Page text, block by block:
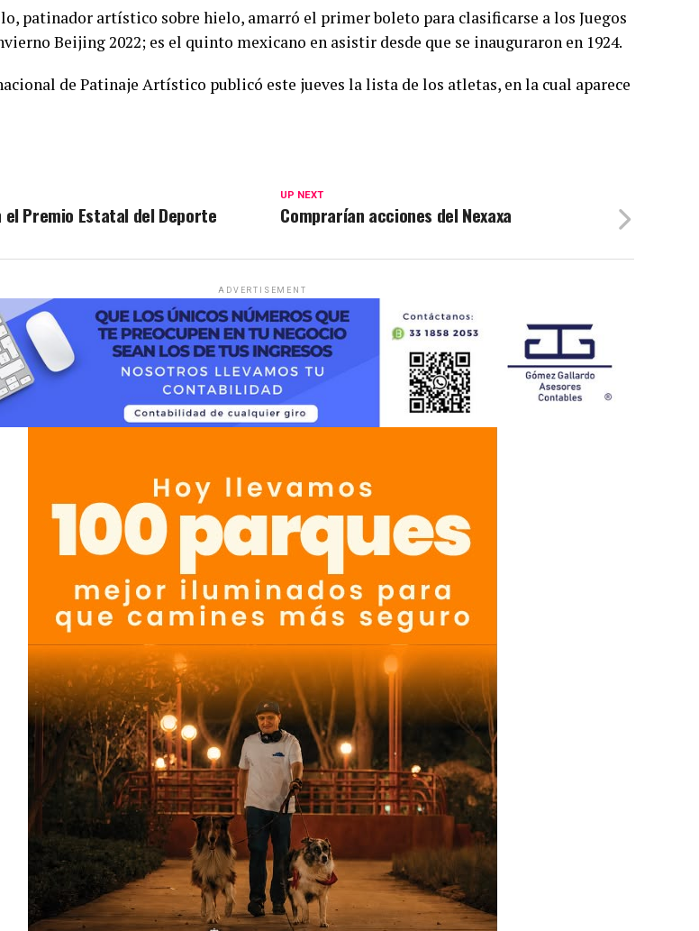
patinador artístico sobre hielo, amarró el primer boleto para clasificarse a los Juegos
Beijing 2022; es el quinto mexicano en asistir desde que se inauguraron en 1924.
de Patinaje Artístico publicó este jueves la lista de los atletas, en la cual aparece
UP NEXT
Comprarían acciones del Nexaxa
el Premio Estatal del Deporte
ADVERTISEMENT